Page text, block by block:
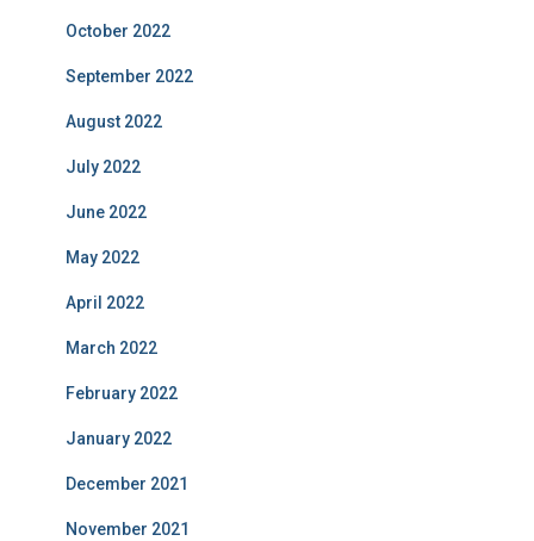
October 2022
September 2022
August 2022
July 2022
June 2022
May 2022
April 2022
March 2022
February 2022
January 2022
December 2021
November 2021